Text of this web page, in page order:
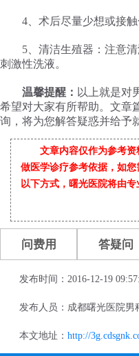
4、术后尽量少想或接触
5、清洁生殖器：注意
刺激性洗液。
温馨提醒： 以上就是对
希望对大家有所帮助。文章
询，将为您解答疑惑并给予
文章内容仅作为参考
做医学诊疗参考依据，如
以下方式，曙光医院将由专
问费用 答疑问
发布时间：2016-12-19
发布人员：成都曙光医院男
本文地址： http://